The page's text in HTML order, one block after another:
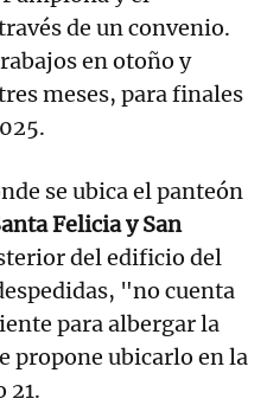
de un convenio.
en otoño y
meses, para finales
se ubica el panteón
Felicia y San
del edificio del
"no cuenta
para albergar la
propone ubicarlo en la
21.